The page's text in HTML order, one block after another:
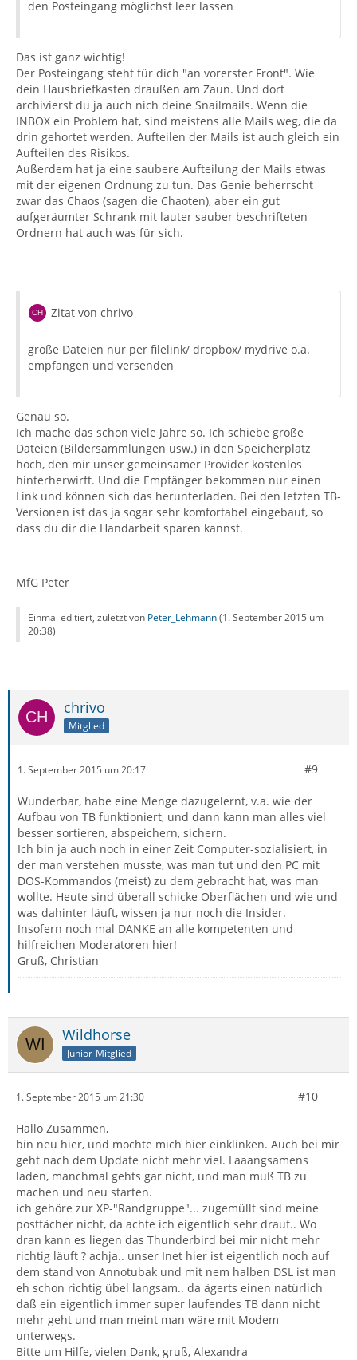
den Posteingang möglichst leer lassen
Das ist ganz wichtig!
Der Posteingang steht für dich "an vorerster Front". Wie
dein Hausbriefkasten draußen am Zaun. Und dort
archivierst du ja auch nich deine Snailmails. Wenn die
INBOX ein Problem hat, sind meistens alle Mails weg, die da
drin gehortet werden. Aufteilen der Mails ist auch gleich ein
Aufteilen des Risikos.
Außerdem hat ja eine saubere Aufteilung der Mails etwas
mit der eigenen Ordnung zu tun. Das Genie beherrscht
zwar das Chaos (sagen die Chaoten), aber ein gut
aufgeräumter Schrank mit lauter sauber beschrifteten
Ordnern hat auch was für sich.
Zitat von chrivo
große Dateien nur per filelink/ dropbox/ mydrive o.ä.
empfangen und versenden
Genau so.
Ich mache das schon viele Jahre so. Ich schiebe große
Dateien (Bildersammlungen usw.) in den Speicherplatz
hoch, den mir unser gemeinsamer Provider kostenlos
hinterherwirft. Und die Empfänger bekommen nur einen
Link und können sich das herunterladen. Bei den letzten TB-
Versionen ist das ja sogar sehr komfortabel eingebaut, so
dass du dir die Handarbeit sparen kannst.
MfG Peter
Einmal editiert, zuletzt von Peter_Lehmann(1. September 2015 um
20:38)
chrivo
Mitglied
1. September 2015 um 20:17 #9
Wunderbar, habe eine Menge dazugelernt, v.a. wie der
Aufbau von TB funktioniert, und dann kann man alles viel
besser sortieren, abspeichern, sichern.
Ich bin ja auch noch in einer Zeit Computer-sozialisiert, in
der man verstehen musste, was man tut und den PC mit
DOS-Kommandos (meist) zu dem gebracht hat, was man
wollte. Heute sind überall schicke Oberflächen und wie und
was dahinter läuft, wissen ja nur noch die Insider.
Insofern noch mal DANKE an alle kompetenten und
hilfreichen Moderatoren hier!
Gruß, Christian
Wildhorse
Junior-Mitglied
1. September 2015 um 21:30 #10
Hallo Zusammen,
bin neu hier, und möchte mich hier einklinken. Auch bei mir
geht nach dem Update nicht mehr viel. Laaangsamens
laden, manchmal gehts gar nicht, und man muß TB zu
machen und neu starten.
ich gehöre zur XP-"Randgruppe"... zugemüllt sind meine
postfächer nicht, da achte ich eigentlich sehr drauf.. Wo
dran kann es liegen das Thunderbird bei mir nicht mehr
richtig läuft ? achja.. unser Inet hier ist eigentlich noch auf
dem stand von Annotubak und mit nem halben DSL ist man
eh schon richtig übel langsam.. da ägerts einen natürlich
daß ein eigentlich immer super laufendes TB dann nicht
mehr geht und man meint man wäre mit Modem
unterwegs.
Bitte um Hilfe, vielen Dank, gruß, Alexandra